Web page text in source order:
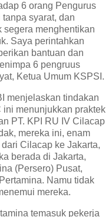
6 orang Pengurus
syarat, dan
segera menghentikan
Saya perintahkan
bantuan dan
6 pengruus
Ketua Umum KSPSI.
menjelaskan tindakan
menunjukkan praktek
PT. KPI RU IV Cilacap
mereka ini, enam
Cilacap ke Jakarta,
berada di Jakarta,
(Persero) Pusat,
Namu tidak
mereka.
temasuk pekerja